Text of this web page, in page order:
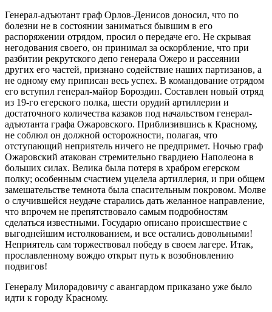
Генерал-адъютант граф Орлов-Денисов доносил, что по
болезни не в состоянии заниматься бывшим в его
распоряжении отрядом, просил о передаче его. Не скрывая
негодования своего, он принимал за оскорбление, что при
разбитии рекрутского депо генерала Ожеро и рассеянии
других его частей, признано содействие наших партизанов, а
не одному ему приписан весь успех. В командование отрядом
его вступил генерал-майор Бороздин. Составлен новый отряд
из 19-го егерского полка, шести орудий артиллерии и
достаточного количества казаков под начальством генерал-
адъютанта графа Ожаровского. Приблизившись к Красному,
не соблюл он должной осторожности, полагая, что
отступающий неприятель ничего не предпримет. Ночью граф
Ожаровский атакован стремительно гвардиею Наполеона в
больших силах. Велика была потеря в храбром егерском
полку; особенным счастием уцелела артиллерия, и при общем
замешательстве темнота была спасительным покровом. Молве
о случившейся неудаче старались дать желанное направление,
что впрочем не препятствовало самым подробностям
сделаться известными. Государю описано происшествие с
выгоднейшим истолкованием, и все остались довольными!
Неприятель сам торжествовал победу в своем лагере. Итак,
прославленному вождю открыт путь к возобновлению
подвигов!
Генералу Милорадовичу с авангардом приказано уже было
идти к городу Красному.